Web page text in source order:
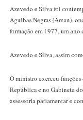
Azevedo e Silva foi
Agulhas Negras (Aman),
formação em 1977, um
Azevedo e Silva, assim
O ministro exerceu
República e no Gabinete
assessoria parlamentar e